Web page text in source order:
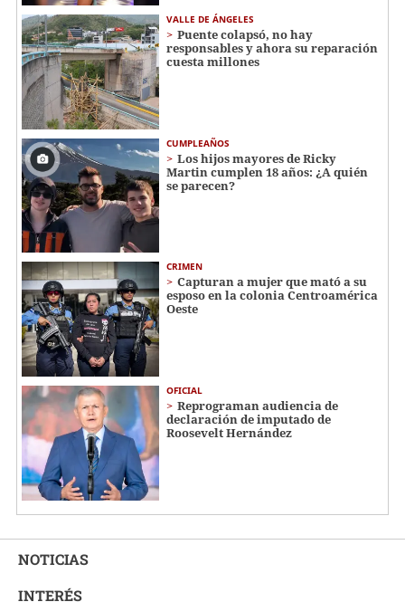
VALLE DE ÁNGELES
Puente colapsó, no hay
responsables y ahora su reparación
cuesta millones
CUMPLEAÑOS
Los hijos mayores de Ricky
Martin cumplen 18 años: ¿A quién
se parecen?
CRIMEN
Capturan a mujer que mató a su
esposo en la colonia Centroamérica
Oeste
OFICIAL
Reprograman audiencia de
declaración de imputado de
Roosevelt Hernández
NOTICIAS
INTERÉS